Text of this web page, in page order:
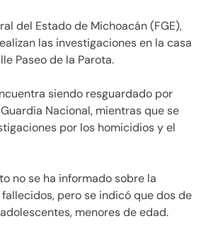
del Estado de Michoacán (FGE),
las investigaciones en la casa
Paseo de la Parota.
siendo resguardado por
Nacional, mientras que se
por los homicidios y el
no se ha informado sobre la
pero se indicó que dos de
menores de edad.